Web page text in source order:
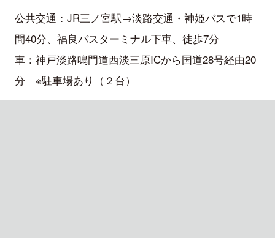
公共交通：JR三ノ宮駅→淡路交通・神姫バスで1時
間40分、福良バスターミナル下車、徒歩7分
車：神戸淡路鳴門道西淡三原ICから国道28号経由20
分 ※駐車場あり（２台）